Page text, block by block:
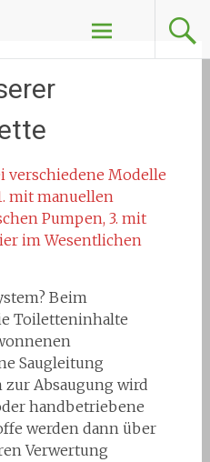
verschiedene Modelle
mit manuellen
Pumpen, 3. mit
im Wesentlichen
Beim
Toiletteninhalte
Saugleitung
zur Absaugung wird
handbetriebene
werden dann über
Verwertung